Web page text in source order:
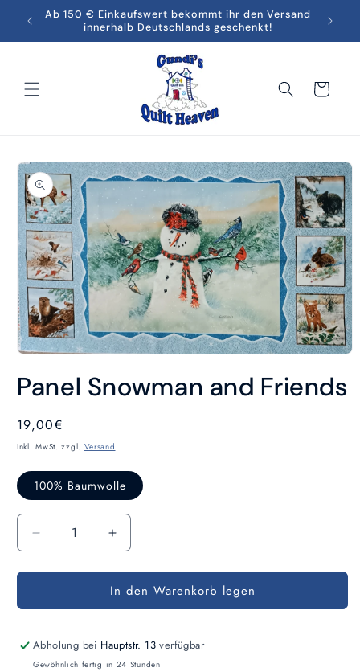
zumAb 150 € Einkaufswert bekommt ihr den Versand
innerhalb Deutschlands geschenkt!
Warenkorb
in
Modal
Panel Snowman and Friends
Normaler
Preis
19,00€
Inkl. MwSt. zzgl. Versand
100% Baumwolle
Anzahl
Verringere
die
Menge
Panel
and
Friends
Erhöhe
die
Menge
für
Panel
and
Friends
In den Warenkorb legen
Abholung bei Hauptstr. 13 verfügbar
Gewöhnlich fertig in 24 Stunden